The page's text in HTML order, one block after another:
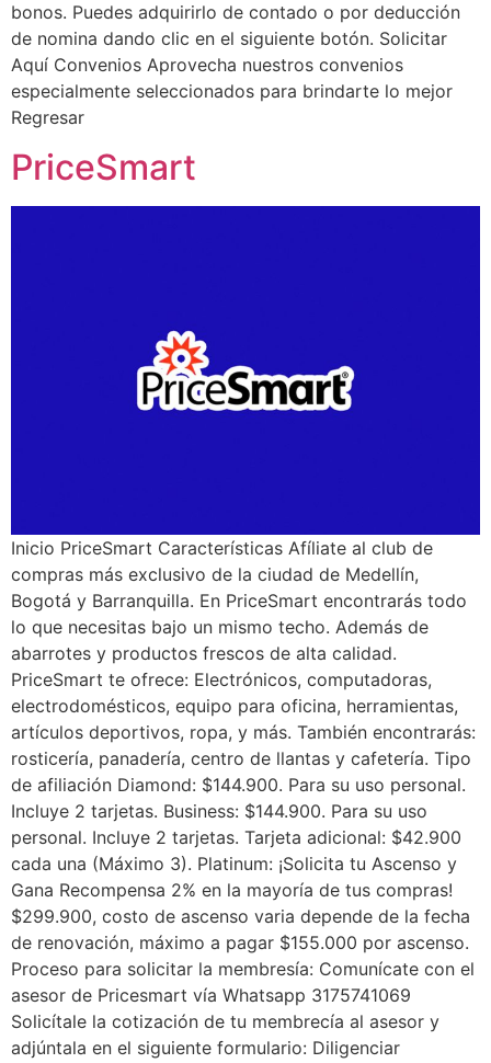
bonos. Puedes adquirirlo de contado o por deducción
de nomina dando clic en el siguiente botón. Solicitar
Aquí Convenios Aprovecha nuestros convenios
especialmente seleccionados para brindarte lo mejor
Regresar
PriceSmart
Inicio PriceSmart Características Afíliate al club de
compras más exclusivo de la ciudad de Medellín,
Bogotá y Barranquilla. En PriceSmart encontrarás todo
lo que necesitas bajo un mismo techo. Además de
abarrotes y productos frescos de alta calidad.
PriceSmart te ofrece: Electrónicos, computadoras,
electrodomésticos, equipo para oficina, herramientas,
artículos deportivos, ropa, y más. También encontrarás:
rosticería, panadería, centro de llantas y cafetería. Tipo
de afiliación Diamond: $144.900. Para su uso personal.
Incluye 2 tarjetas. Business: $144.900. Para su uso
personal. Incluye 2 tarjetas. Tarjeta adicional: $42.900
cada una (Máximo 3). Platinum: ¡Solicita tu Ascenso y
Gana Recompensa 2% en la mayoría de tus compras!
$299.900, costo de ascenso varia depende de la fecha
de renovación, máximo a pagar $155.000 por ascenso.
Proceso para solicitar la membresía: Comunícate con el
asesor de Pricesmart vía Whatsapp 3175741069
Solicítale la cotización de tu membrecía al asesor y
adjúntala en el siguiente formulario: Diligenciar